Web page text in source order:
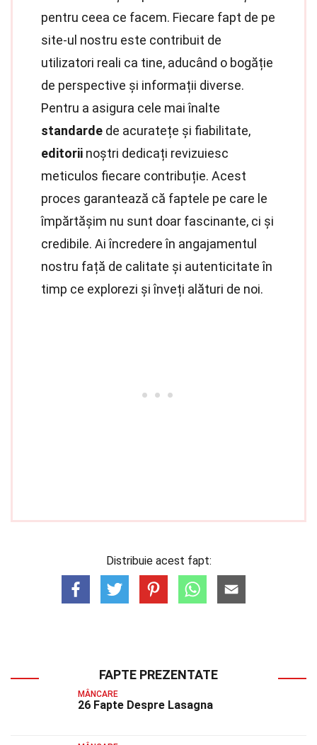
pentru ceea ce facem. Fiecare fapt de pe
site-ul nostru este contribuit de
utilizatori reali ca tine, aducând o bogăție
de perspective și informații diverse.
Pentru a asigura cele mai înalte
standarde de acuratețe și fiabilitate,
editorii noștri dedicați revizuiesc
meticulos fiecare contribuție. Acest
proces garantează că faptele pe care le
împărtășim nu sunt doar fascinante, ci și
credibile. Ai încredere în angajamentul
nostru față de calitate și autenticitate în
timp ce explorezi și înveți alături de noi.
Distribuie acest fapt:
FAPTE PREZENTATE
MÂNCARE
26 Fapte Despre Lasagna